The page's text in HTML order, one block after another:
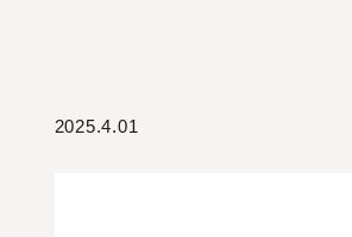
2025.4.01